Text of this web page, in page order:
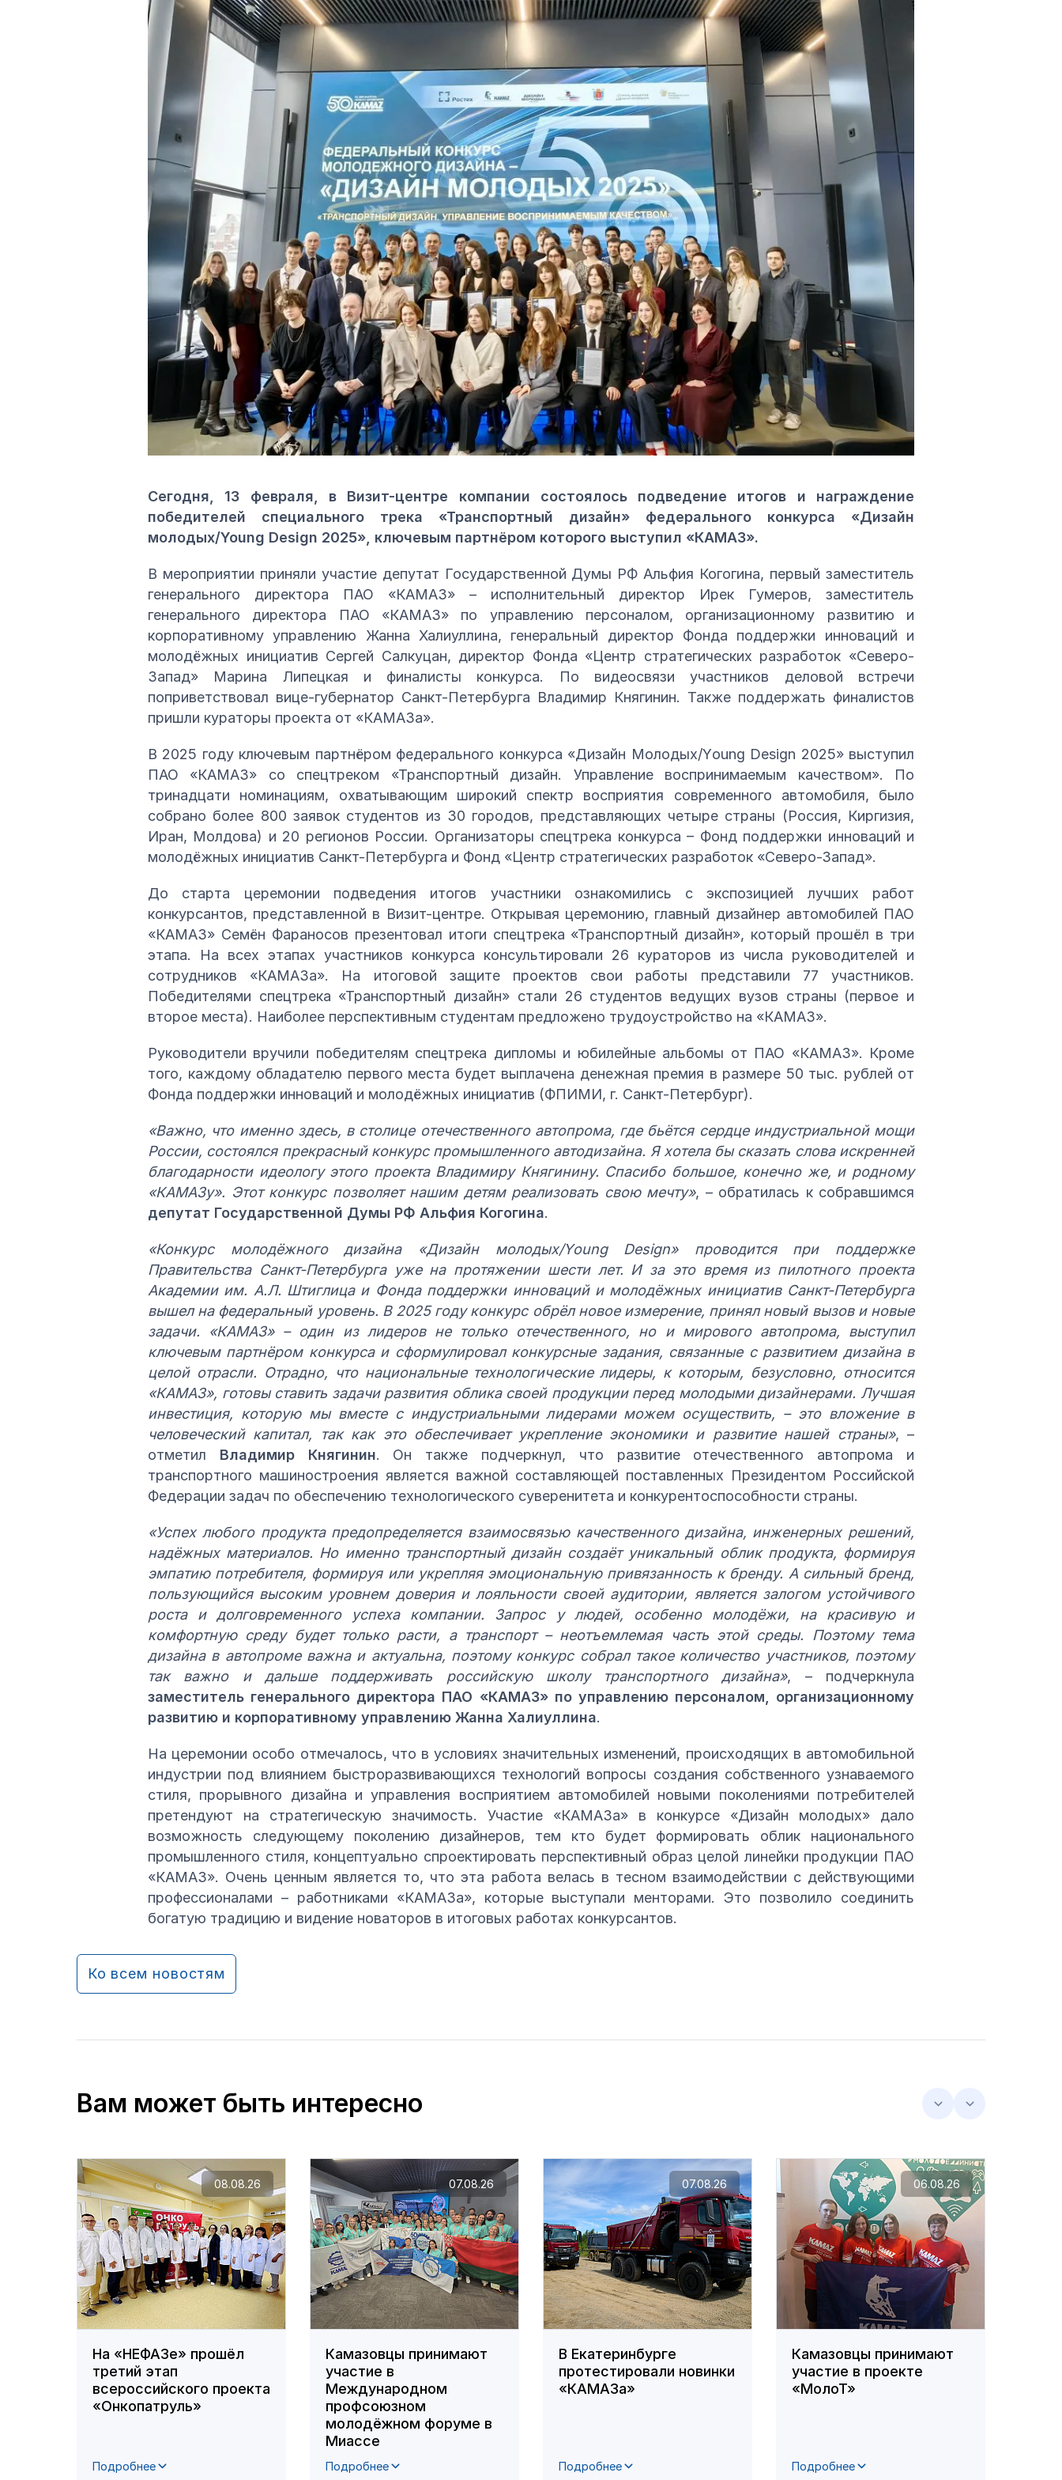
Сегодня, 13 февраля, в Визит-центре компании состоялось подведение итогов и награждение
победителей специального трека «Транспортный дизайн» федерального конкурса «Дизайн
молодых/Young Design 2025», ключевым партнёром которого выступил «КАМАЗ».
В мероприятии приняли участие депутат Государственной Думы РФ Альфия Когогина, первый заместитель
генерального директора ПАО «КАМАЗ» – исполнительный директор Ирек Гумеров, заместитель
генерального директора ПАО «КАМАЗ» по управлению персоналом, организационному развитию и
корпоративному управлению Жанна Халиуллина, генеральный директор Фонда поддержки инноваций и
молодёжных инициатив Сергей Салкуцан, директор Фонда «Центр стратегических разработок «Северо-
Запад» Марина Липецкая и финалисты конкурса. По видеосвязи участников деловой встречи
поприветствовал вице-губернатор Санкт-Петербурга Владимир Княгинин. Также поддержать финалистов
пришли кураторы проекта от «КАМАЗа».
В 2025 году ключевым партнёром федерального конкурса «Дизайн Молодых/Yоung Dеsіgn 2025» выступил
ПАО «КАМАЗ» со спецтреком «Транспортный дизайн. Управление воспринимаемым качеством». По
тринадцати номинациям, охватывающим широкий спектр восприятия современного автомобиля, было
собрано более 800 заявок студентов из 30 городов, представляющих четыре страны (Россия, Киргизия,
Иран, Молдова) и 20 регионов России. Организаторы спецтрека конкурса – Фонд поддержки инноваций и
молодёжных инициатив Санкт-Петербурга и Фонд «Центр стратегических разработок «Северо-Запад».
До старта церемонии подведения итогов участники ознакомились с экспозицией лучших работ
конкурсантов, представленной в Визит-центре. Открывая церемонию, главный дизайнер автомобилей ПАО
«КАМАЗ» Семён Фараносов презентовал итоги спецтрека «Транспортный дизайн», который прошёл в три
этапа. На всех этапах участников конкурса консультировали 26 кураторов из числа руководителей и
сотрудников «КАМАЗа». На итоговой защите проектов свои работы представили 77 участников.
Победителями спецтрека «Транспортный дизайн» стали 26 студентов ведущих вузов страны (первое и
второе места). Наиболее перспективным студентам предложено трудоустройство на «КАМАЗ».
Руководители вручили победителям спецтрека дипломы и юбилейные альбомы от ПАО «КАМАЗ». Кроме
того, каждому обладателю первого места будет выплачена денежная премия в размере 50 тыс. рублей от
Фонда поддержки инноваций и молодёжных инициатив (ФПИМИ, г. Санкт-Петербург).
«Важно, что именно здесь, в столице отечественного автопрома, где бьётся сердце индустриальной мощи
России, состоялся прекрасный конкурс промышленного автодизайна. Я хотела бы сказать слова искренней
благодарности идеологу этого проекта Владимиру Княгинину. Спасибо большое, конечно же, и родному
«КАМАЗу». Этот конкурс позволяет нашим детям реализовать свою мечту», – обратилась к собравшимся
депутат Государственной Думы РФ Альфия Когогина.
«Конкурс молодёжного дизайна «Дизайн молодых/Yоung Dеsіgn» проводится при поддержке
Правительства Санкт-Петербурга уже на протяжении шести лет. И за это время из пилотного проекта
Академии им. А.Л. Штиглица и Фонда поддержки инноваций и молодёжных инициатив Санкт-Петербурга
вышел на федеральный уровень. В 2025 году конкурс обрёл новое измерение, принял новый вызов и новые
задачи. «КАМАЗ» – один из лидеров не только отечественного, но и мирового автопрома, выступил
ключевым партнёром конкурса и сформулировал конкурсные задания, связанные с развитием дизайна в
целой отрасли. Отрадно, что национальные технологические лидеры, к которым, безусловно, относится
«КАМАЗ», готовы ставить задачи развития облика своей продукции перед молодыми дизайнерами. Лучшая
инвестиция, которую мы вместе с индустриальными лидерами можем осуществить, – это вложение в
человеческий капитал, так как это обеспечивает укрепление экономики и развитие нашей страны», –
отметил Владимир Княгинин. Он также подчеркнул, что развитие отечественного автопрома и
транспортного машиностроения является важной составляющей поставленных Президентом Российской
Федерации задач по обеспечению технологического суверенитета и конкурентоспособности страны.
«Успех любого продукта предопределяется взаимосвязью качественного дизайна, инженерных решений,
надёжных материалов. Но именно транспортный дизайн создаёт уникальный облик продукта, формируя
эмпатию потребителя, формируя или укрепляя эмоциональную привязанность к бренду. А сильный бренд,
пользующийся высоким уровнем доверия и лояльности своей аудитории, является залогом устойчивого
роста и долговременного успеха компании. Запрос у людей, особенно молодёжи, на красивую и
комфортную среду будет только расти, а транспорт – неотъемлемая часть этой среды. Поэтому тема
дизайна в автопроме важна и актуальна, поэтому конкурс собрал такое количество участников, поэтому
так важно и дальше поддерживать российскую школу транспортного дизайна», – подчеркнула
заместитель генерального директора ПАО «КАМАЗ» по управлению персоналом, организационному
развитию и корпоративному управлению Жанна Халиуллина.
На церемонии особо отмечалось, что в условиях значительных изменений, происходящих в автомобильной
индустрии под влиянием быстроразвивающихся технологий вопросы создания собственного узнаваемого
стиля, прорывного дизайна и управления восприятием автомобилей новыми поколениями потребителей
претендуют на стратегическую значимость. Участие «КАМАЗа» в конкурсе «Дизайн молодых» дало
возможность следующему поколению дизайнеров, тем кто будет формировать облик национального
промышленного стиля, концептуально спроектировать перспективный образ целой линейки продукции ПАО
«КАМАЗ». Очень ценным является то, что эта работа велась в тесном взаимодействии с действующими
профессионалами – работниками «КАМАЗа», которые выступали менторами. Это позволило соединить
богатую традицию и видение новаторов в итоговых работах конкурсантов.
Ко всем новостям
Вам может быть интересно
На «НЕФАЗе» прошёл
третий этап
всероссийского проекта
«Онкопатруль»
Подробнее
08.08.26
Камазовцы принимают
участие в
Международном
профсоюзном
молодёжном форуме в
Миассе
Подробнее
07.08.26
В Екатеринбурге
протестировали новинки
«КАМАЗа»
Подробнее
07.08.26
Камазовцы принимают
участие в проекте
«МолоТ»
Подробнее
06.08.26